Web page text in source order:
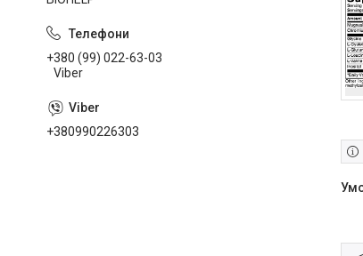
+380 (99) 022-63-03
Viber
+380990226303